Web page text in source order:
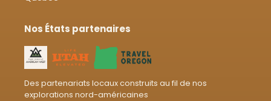
Nos États partenaires
Des partenariats locaux construits au fil de nos
explorations nord-américaines